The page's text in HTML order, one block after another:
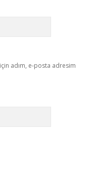
adım, e-posta adresim